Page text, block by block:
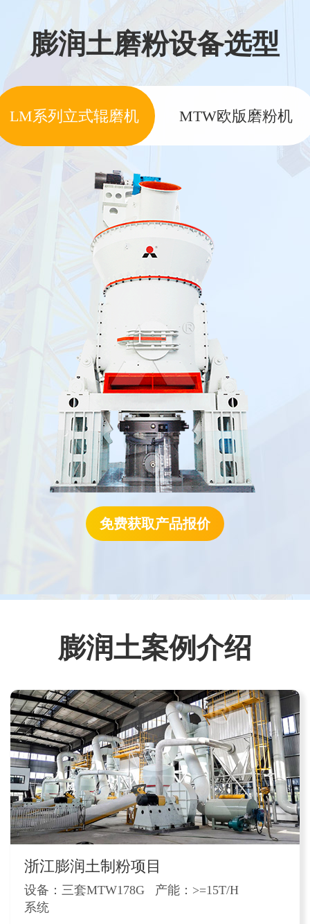
膨润土磨粉设备选型
LM系列立式辊磨机 MTW欧版磨粉机
免费获取产品报价
膨润土案例介绍
浙江膨润土制粉项目
设备：三套MTW178G
系统
产能：>=15T/H